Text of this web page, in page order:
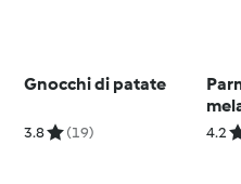
Gnocchi di patate
3.8 (19) 4.2